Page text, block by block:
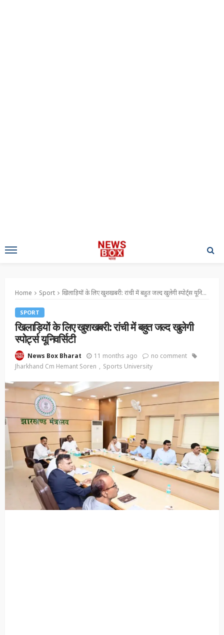
Home Sport खिलाड़ियों के लिए खुशखबरी: रांची में बहुत जल्द खुलेगी स्पोर्ट्स यूनिवर्सिटी
SPORT
खिलाड़ियों के लिए खुशखबरी: रांची में बहुत जल्द खुलेगी
स्पोर्ट्स यूनिवर्सिटी
News Box Bharat 11 months ago
no comment
Jharkhand Cm Hemant Soren
Sports University